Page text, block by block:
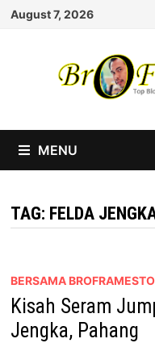
Skip
August 7, 2026
MENU
TAG: FELDA
BERSAMA
Kisah Seram
Jengka, Pahang